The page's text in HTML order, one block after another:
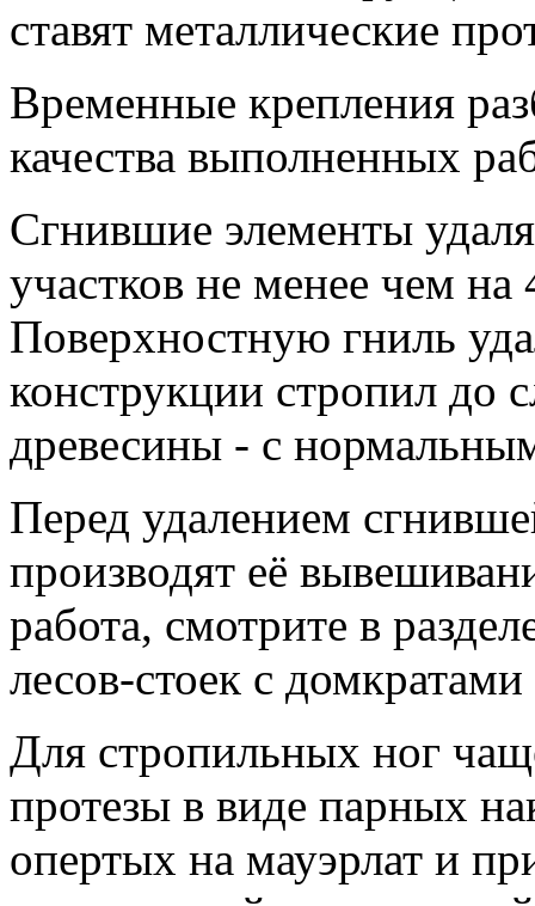
ставят металлические
Временные крепления
качества выполненных
Сгнившие элементы
участков не менее чем
Поверхностную гниль
конструкции стропил до
древесины - с
Перед удалением
производят её
работа, смотрите в
лесов-стоек с
Для стропильных ног
протезы в виде парных
опертых на мауэрлат и